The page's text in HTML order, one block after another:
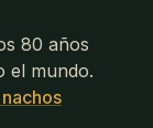
80 años
el mundo.